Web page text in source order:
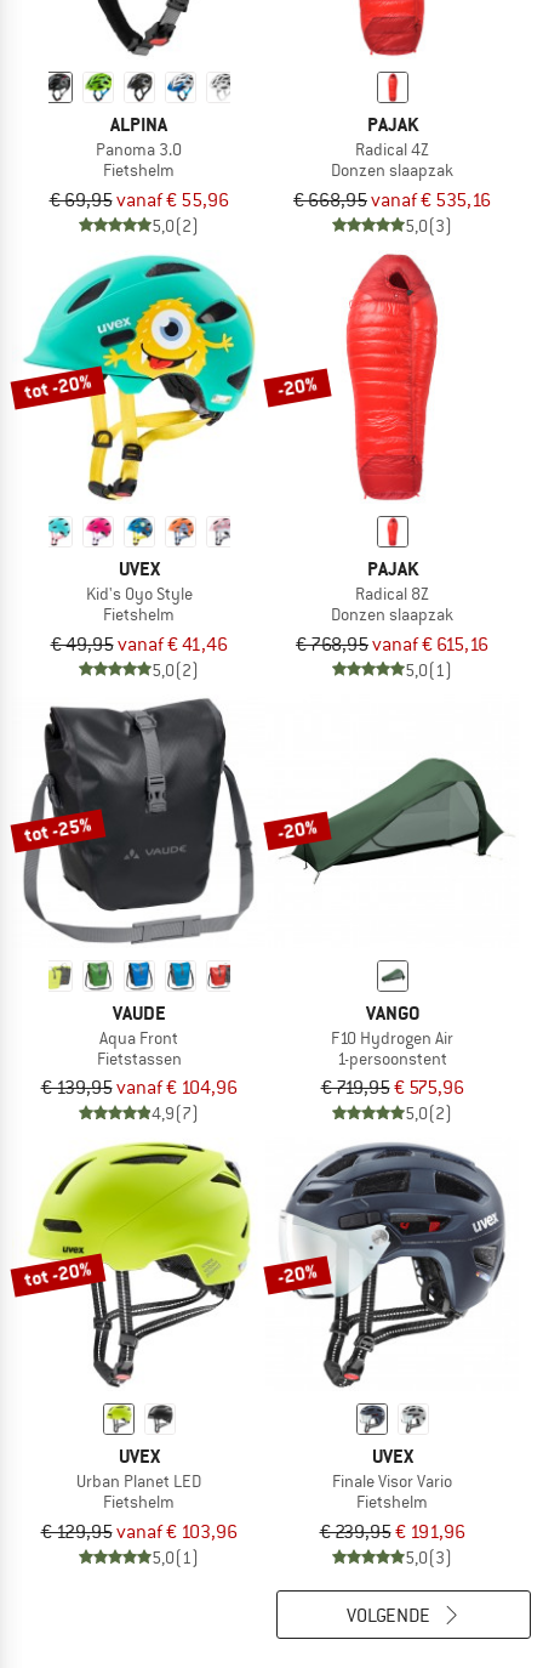
ALPINA
Panoma 3.0
Fietshelm
€ 69,95vanaf € 55,96
5,0(2)
PAJAK
Radical 4Z
Donzen slaapzak
€ 668,95vanaf € 535,16
5,0(3)
tot -20%
UVEX
Kid's Oyo Style
Fietshelm
€ 49,95vanaf € 41,46
5,0(2)
-20%
PAJAK
Radical 8Z
Donzen slaapzak
€ 768,95vanaf € 615,16
5,0(1)
tot -25%
VAUDE
Aqua Front
Fietstassen
€ 139,95vanaf € 104,96
4,9(7)
-20%
VANGO
F10 Hydrogen Air
1-persoonstent
€ 719,95€ 575,96
5,0(2)
tot -20%
UVEX
Urban Planet LED
Fietshelm
€ 129,95vanaf € 103,96
5,0(1)
-20%
UVEX
Finale Visor Vario
Fietshelm
€ 239,95€ 191,96
5,0(3)
VOLGENDE